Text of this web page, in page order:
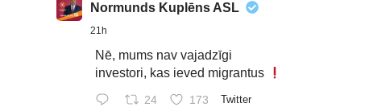
Normunds Kuplēns ASL
21h
Nē, mums nav vajadzīgi
investori, kas ieved migrantus
24 173 Twitter